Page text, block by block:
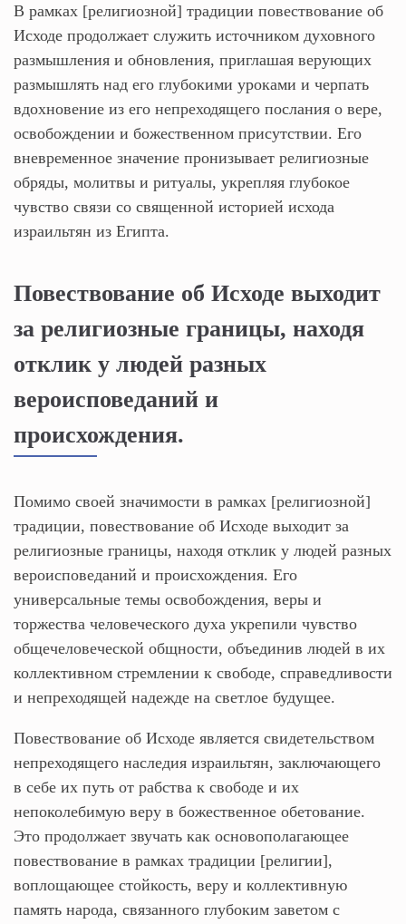
В рамках [религиозной] традиции повествование об
Исходе продолжает служить источником духовного
размышления и обновления, приглашая верующих
размышлять над его глубокими уроками и черпать
вдохновение из его непреходящего послания о вере,
освобождении и божественном присутствии. Его
вневременное значение пронизывает религиозные
обряды, молитвы и ритуалы, укрепляя глубокое
чувство связи со священной историей исхода
израильтян из Египта.
Повествование об Исходе выходит
за религиозные границы, находя
отклик у людей разных
вероисповеданий и
происхождения.
Помимо своей значимости в рамках [религиозной]
традиции, повествование об Исходе выходит за
религиозные границы, находя отклик у людей разных
вероисповеданий и происхождения. Его
универсальные темы освобождения, веры и
торжества человеческого духа укрепили чувство
общечеловеческой общности, объединив людей в их
коллективном стремлении к свободе, справедливости
и непреходящей надежде на светлое будущее.
Повествование об Исходе является свидетельством
непреходящего наследия израильтян, заключающего
в себе их путь от рабства к свободе и их
непоколебимую веру в божественное обетование.
Это продолжает звучать как основополагающее
повествование в рамках традиции [религии],
воплощающее стойкость, веру и коллективную
память народа, связанного глубоким заветом с